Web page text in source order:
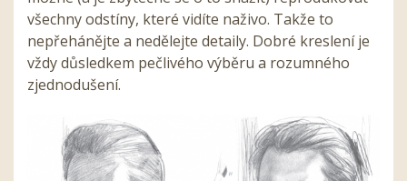
všechny odstíny, které vidíte naživo. Takže to
nepřehánějte a nedělejte detaily. Dobré kreslení je
vždy důsledkem pečlivého výběru a rozumného
zjednodušení.